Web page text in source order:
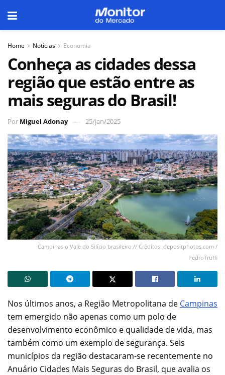
Home Notícias Economia
Conheça as cidades dessa
região que estão entre as
mais seguras do Brasil!
Por Miguel Adonay 25/jan/2025
Campinas o Vale do Silício brasileiro // Créditos: depositphotos.com /
PedroTruffi
Nos últimos anos, a Região Metropolitana de Campinas
tem emergido não apenas como um polo de
desenvolvimento econômico e qualidade de vida, mas
também como um exemplo de segurança. Seis
municípios da região destacaram-se recentemente no
Anuário Cidades Mais Seguras do Brasil, que avalia os